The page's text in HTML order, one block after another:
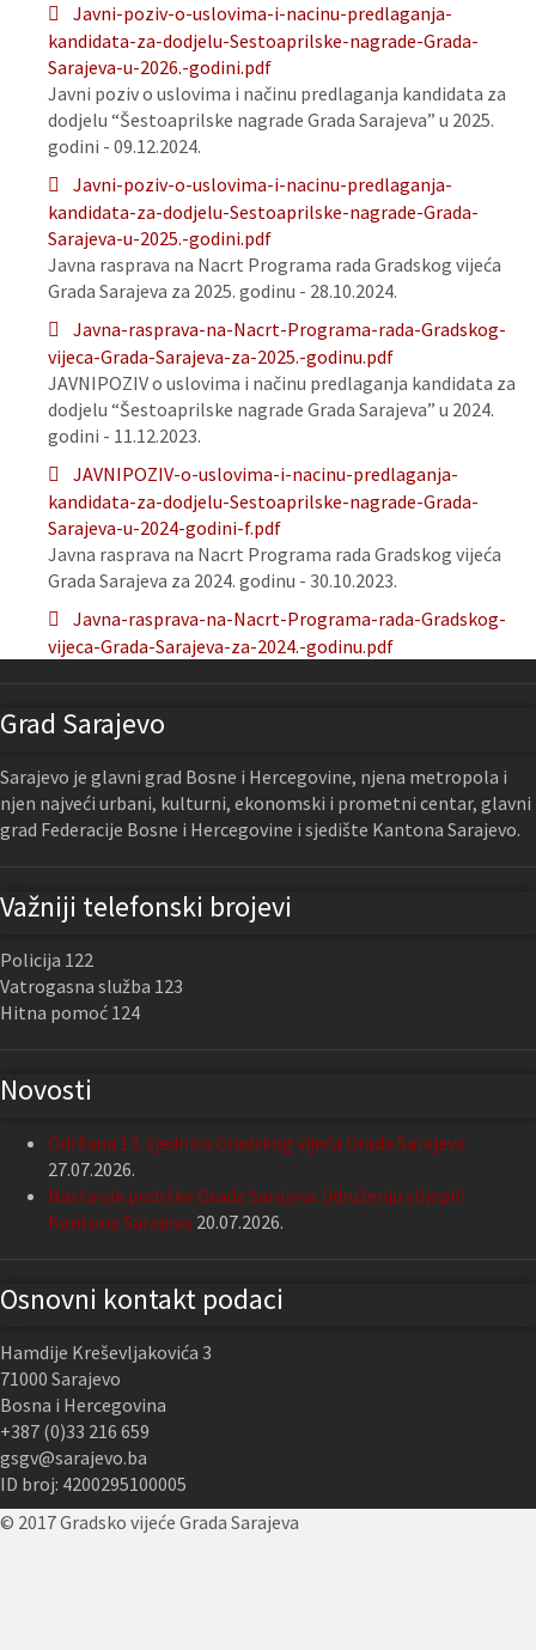
Javni-poziv-o-uslovima-i-nacinu-predlaganja-
kandidata-za-dodjelu-Sestoaprilske-nagrade-Grada-
Sarajeva-u-2026.-godini.pdf
Javni poziv o uslovima i načinu predlaganja kandidata za
dodjelu “Šestoaprilske nagrade Grada Sarajeva” u 2025.
godini - 09.12.2024.
Javni-poziv-o-uslovima-i-nacinu-predlaganja-
kandidata-za-dodjelu-Sestoaprilske-nagrade-Grada-
Sarajeva-u-2025.-godini.pdf
Javna rasprava na Nacrt Programa rada Gradskog vijeća
Grada Sarajeva za 2025. godinu - 28.10.2024.
Javna-rasprava-na-Nacrt-Programa-rada-Gradskog-
vijeca-Grada-Sarajeva-za-2025.-godinu.pdf
JAVNIPOZIV o uslovima i načinu predlaganja kandidata za
dodjelu “Šestoaprilske nagrade Grada Sarajeva” u 2024.
godini - 11.12.2023.
JAVNIPOZIV-o-uslovima-i-nacinu-predlaganja-
kandidata-za-dodjelu-Sestoaprilske-nagrade-Grada-
Sarajeva-u-2024-godini-f.pdf
Javna rasprava na Nacrt Programa rada Gradskog vijeća
Grada Sarajeva za 2024. godinu - 30.10.2023.
Javna-rasprava-na-Nacrt-Programa-rada-Gradskog-
vijeca-Grada-Sarajeva-za-2024.-godinu.pdf
Grad Sarajevo
Sarajevo je glavni grad Bosne i Hercegovine, njena metropola i
njen najveći urbani, kulturni, ekonomski i prometni centar, glavni
grad Federacije Bosne i Hercegovine i sjedište Kantona Sarajevo.
Važniji telefonski brojevi
Policija 122
Vatrogasna služba 123
Hitna pomoć 124
Novosti
Održana 13. sjednica Gradskog vijeća Grada Sarajeva
27.07.2026.
Nastavak podrške Grada Sarajeva Udruženju slijepih
Kantona Sarajevo 20.07.2026.
Osnovni kontakt podaci
Hamdije Kreševljakovića 3
71000 Sarajevo
Bosna i Hercegovina
+387 (0)33 216 659
gsgv@sarajevo.ba
ID broj: 4200295100005
© 2017 Gradsko vijeće Grada Sarajeva